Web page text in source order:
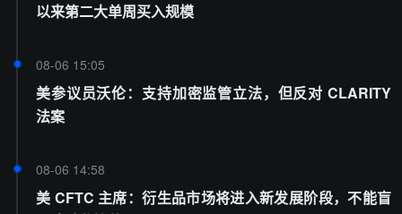
以来第二大单周买入规模
08-06 15:05
美参议员沃伦：支持加密监管立法，但反对 CLARITY
法案
08-06 14:58
美 CFTC 主席：衍生品市场将进入新发展阶段，不能盲